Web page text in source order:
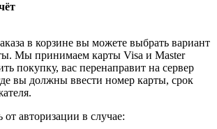
в корзине вы можете выбрать вариант
Мы принимаем карты Visa и Master
покупку, вас перенаправит на сервер
вы должны ввести номер карты, срок
от авторизации в случае: